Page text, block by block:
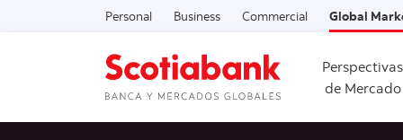
Personal Business Commercial Global
Perspectivas
de Mercado